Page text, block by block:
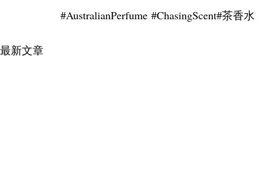
#AustralianPerfume #ChasingScent#茶香水
最新文章